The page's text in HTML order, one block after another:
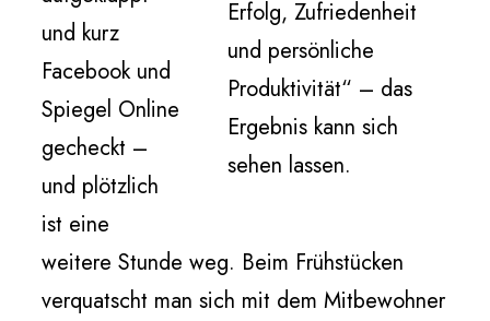
Erfolg, Zufriedenheit
und persönliche
Produktivität“ – das
Ergebnis kann sich
sehen lassen.
und kurz
Facebook und
Spiegel Online
gecheckt –
und plötzlich
ist eine
weitere Stunde weg. Beim Frühstücken
verquatscht man sich mit dem Mitbewohner